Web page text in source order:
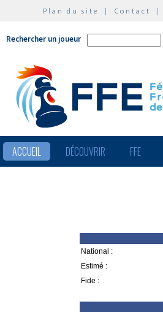
Plan du site | Contact |
Rechercher un joueur
ACCUEIL DÉCOUVRIR FFE
National :
Estimé :
Fide :